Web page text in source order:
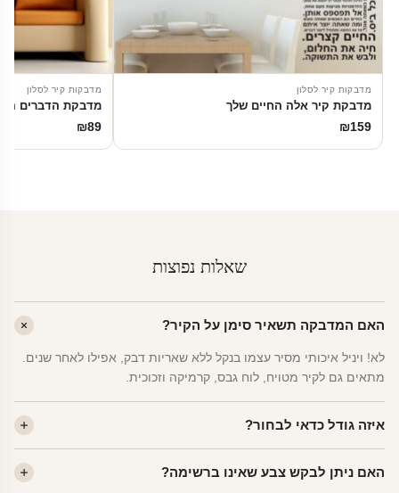
מדבקות קיר לסלון
מדבקת קיר אלה החיים שלך
₪159
מדבקות קיר לסלון
מדבקת הדברים
₪89
שאלות נפוצות
האם המדבקה תשאיר סימן על הקיר?
לא! ויניל איכותי מסיר עצמו בנקל ללא שאריות דבק, אפילו לאחר שנים.
מתאים גם לקיר מטויח, לוח גבס, קרמיקה וזכוכית.
איזה גודל כדאי לבחור?
שינה של מבוגרים — L. לפינה קטנה — S.
האם ניתן לבקש צבע שאינו ברשימה?